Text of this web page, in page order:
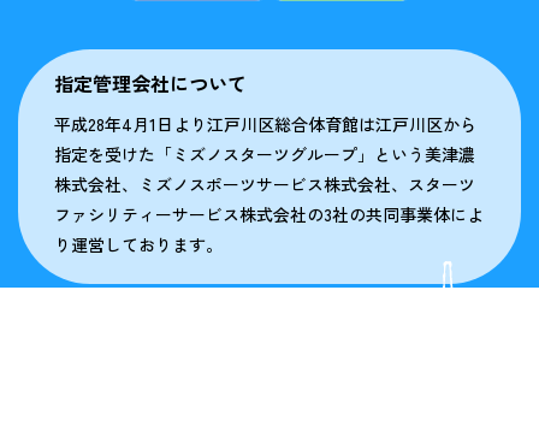
指定管理会社について
平成28年4月1日より江戸川区総合体育館は江戸川区から
指定を受けた「ミズノスターツグループ」という美津濃
株式会社、ミズノスポーツサービス株式会社、スターツ
ファシリティーサービス株式会社の3社の共同事業体によ
り運営しております。